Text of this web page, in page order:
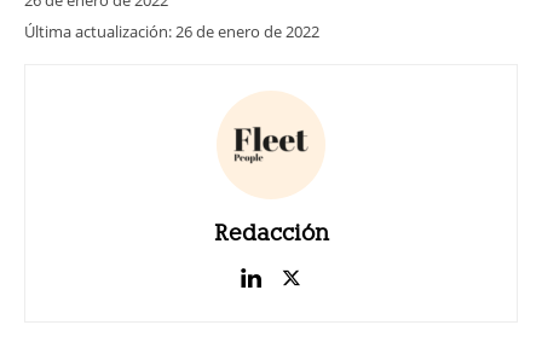
Última actualización:26 de enero de 2022
Redacción